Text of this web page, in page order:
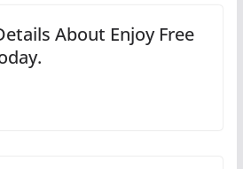
About Enjoy Free